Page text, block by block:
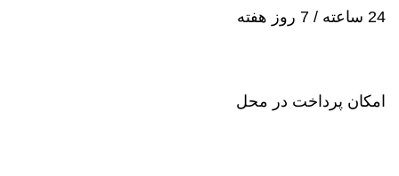
24 ساعته / 7 روز هفته
امکان پرداخت در محل